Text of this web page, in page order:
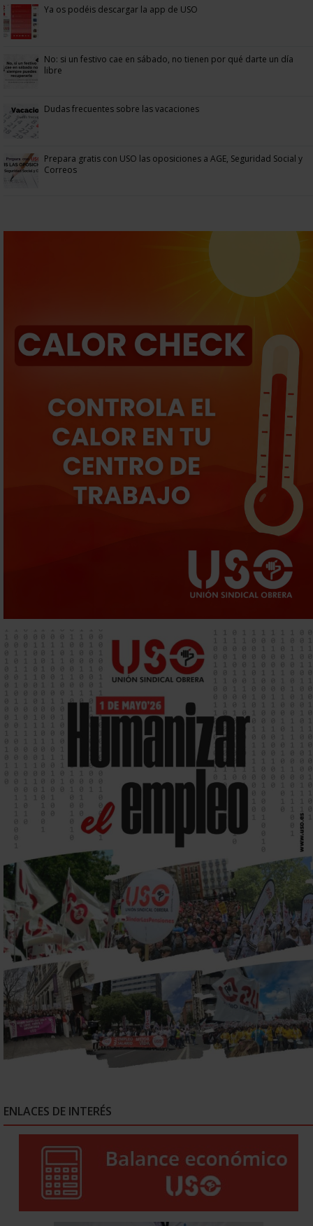
Ya os podéis descargar la app de USO
No: si un festivo cae en sábado, no tienen por qué darte un día
libre
Dudas frecuentes sobre las vacaciones
Prepara gratis con USO las oposiciones a AGE, Seguridad Social y
Correos
ENLACES DE INTERÉS